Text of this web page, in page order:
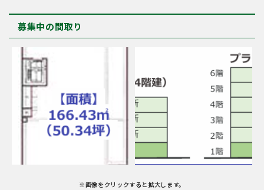
募集中の間取り
※画像をクリックすると拡大します。